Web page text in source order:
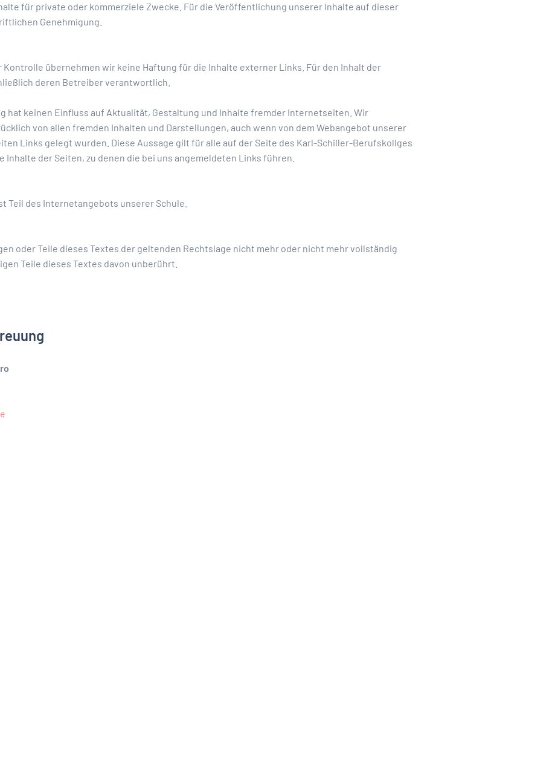
für private oder kommerziele Zwecke. Für die Veröffentlichung unserer Inhalte auf dieser
Genehmigung.
übernehmen wir keine Haftung für die Inhalte externer Links. Für den Inhalt der
deren Betreiber verantwortlich.
hat keinen Einfluss auf Aktualität, Gestaltung und Inhalte fremder Internetseiten. Wir
von allen fremden Inhalten und Darstellungen, auch wenn von dem Webangebot unserer
Links gelegt wurden. Diese Aussage gilt für alle auf der Seite des Karl-Schiller-Berufskollges
Inhalte der Seiten, zu denen die bei uns angemeldeten Links führen.
Teil des Internetangebots unserer Schule.
oder Teile dieses Textes der geltenden Rechtslage nicht mehr oder nicht mehr vollständig
Teile dieses Textes davon unberührt.